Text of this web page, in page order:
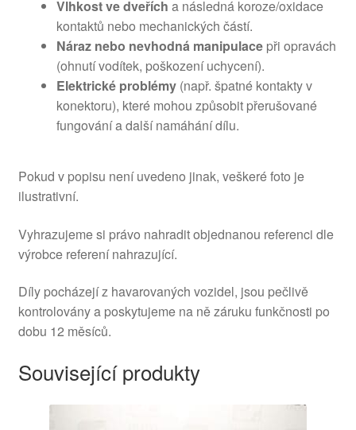
Vlhkost ve dveřích a následná koroze/oxidace
kontaktů nebo mechanických částí.
Náraz nebo nevhodná manipulacepři opravách
(ohnutí vodítek, poškození uchycení).
Elektrické problémy(např. špatné kontakty v
konektoru), které mohou způsobit přerušované
fungování a další namáhání dílu.
Pokud v popisu není uvedeno jinak, veškeré foto je
ilustrativní.
Vyhrazujeme si právo nahradit objednanou referenci dle
výrobce referení nahrazující.
Díly pocházejí z havarovaných vozidel, jsou pečlivě
kontrolovány a poskytujeme na ně záruku funkčnosti po
dobu 12 měsíců.
Související produkty